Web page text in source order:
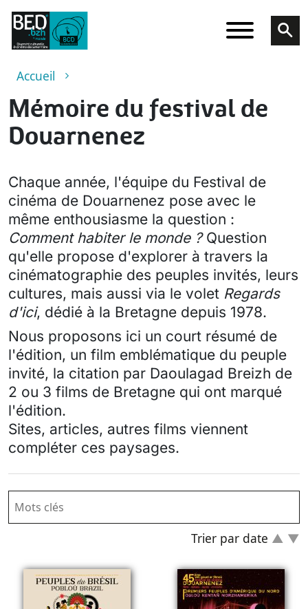
Aller au contenu principal
Fil d'Ariane
Accueil
Mémoire du festival de
Douarnenez
Chaque année, l'équipe du Festival de
cinéma de Douarnenez pose avec le
même enthousiasme la question :
Comment habiter le monde ?Question
qu'elle propose d'explorer à travers la
cinématographie des peuples invités, leurs
cultures, mais aussi via le volet Regards
d'ici, dédié à la Bretagne depuis 1978.
Nous proposons ici un court résumé de
l'édition, un film emblématique du peuple
invité, la citation par Daoulagad Breizh de
2 ou 3 films de Bretagne qui ont marqué
l'édition.
Sites, articles, autres films viennent
compléter ces paysages.
Trier par date ▲ ▼